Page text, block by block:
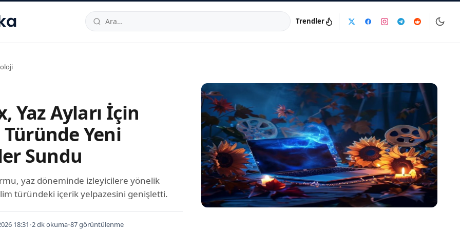
34520TRTelefon:0850 444 30 49E-posta:info@dijinika.net
Trendler
Yaz Ayları İçin
Yeni
Sundu
yaz döneminde izleyicilere yönelik
türündeki içerik yelpazesini genişletti.
18:31•2 dk okuma•87 görüntülenme